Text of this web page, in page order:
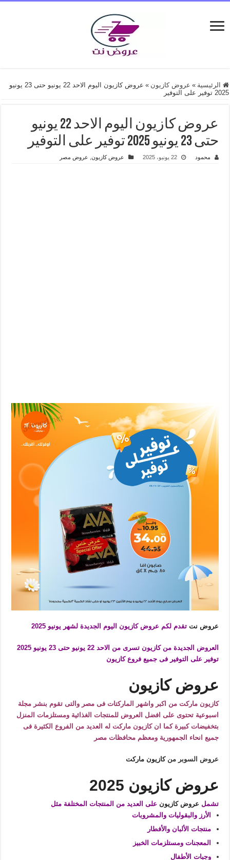
الرئيسية » عروض كازيون »
عروض كازيون اليوم الاحد 22 يونيو حتى 23 يونيو
2025 توفير على التوفير
عروض كازيون اليوم الاحد 22 يونيو
حتى 23 يونيو 2025 توفير على التوفير
محمود 22 يونيو، 2025 عروض كازيون, عروض مصر
عروض نت تقدم لكم عروض كازيون اليوم الجديدة لشهر يونيو 2025
العروض الجديدة من كازيون تسرى من الاحد 22 يونيو حتى 23 يونيو 2025
توفير على التوفير فى جميع فروع كازيون
عروض كازيون
كازيون ماركت من اكبر واشهر الماركتات فى مصر والتى تقوم بنشر مجلة
اسبوعية تحتوى على افضل العروض للمنتجات الغذائية ومستلزمات المنزل
بتخفيضات كبيرة كما ان كازيون ماركت له العديد من الفروع الكثيرة فى
جميع انحاء الجمهورية ومعظم محافظات مصر
عروض السوبر من كازيون ماركت
عروض كازيون 2025
تشمل عروض كازيونعلى العديد من المنتجات المختلفة مثل
الأرز والبقوليات والمشروبات
منتجات الألبان والأفطار
المعجنات ومستلزمات الخبيز
وجبات الأطفال